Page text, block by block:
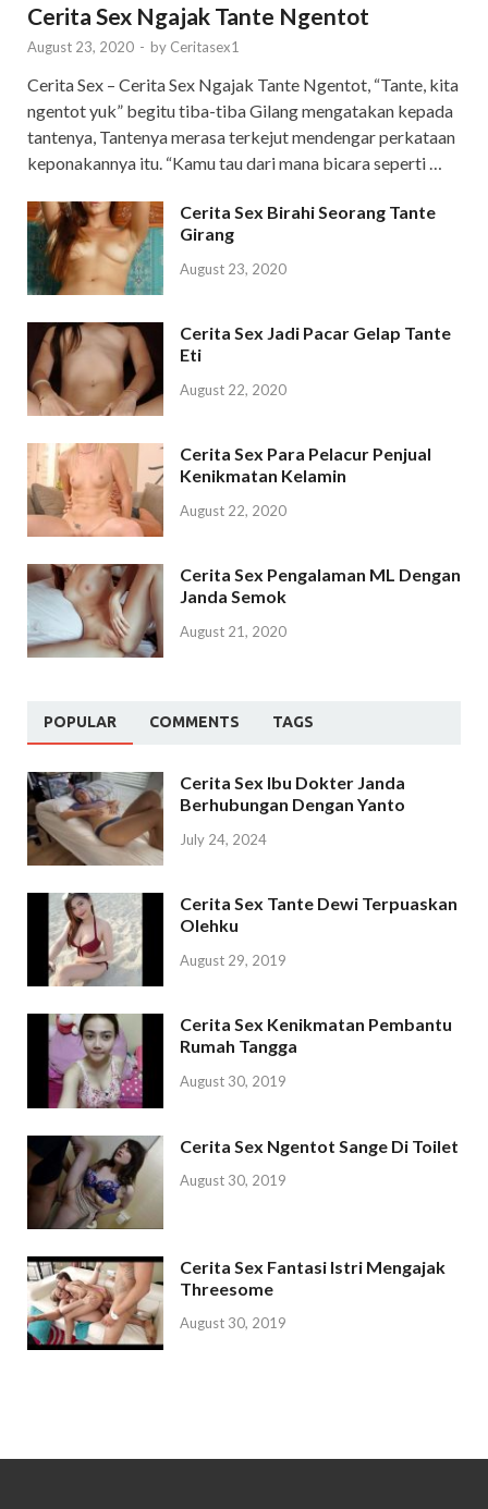
Cerita Sex Ngajak Tante Ngentot
August 23, 2020 - by Ceritasex1
Cerita Sex – Cerita Sex Ngajak Tante Ngentot, “Tante, kita
ngentot yuk” begitu tiba-tiba Gilang mengatakan kepada
tantenya, Tantenya merasa terkejut mendengar perkataan
keponakannya itu. “Kamu tau dari mana bicara seperti …
Cerita Sex Birahi Seorang Tante
Girang
August 23, 2020
Cerita Sex Jadi Pacar Gelap Tante
Eti
August 22, 2020
Cerita Sex Para Pelacur Penjual
Kenikmatan Kelamin
August 22, 2020
Cerita Sex Pengalaman ML Dengan
Janda Semok
August 21, 2020
POPULAR COMMENTS TAGS
Cerita Sex Ibu Dokter Janda
Berhubungan Dengan Yanto
July 24, 2024
Cerita Sex Tante Dewi Terpuaskan
Olehku
August 29, 2019
Cerita Sex Kenikmatan Pembantu
Rumah Tangga
August 30, 2019
Cerita Sex Ngentot Sange Di Toilet
August 30, 2019
Cerita Sex Fantasi Istri Mengajak
Threesome
August 30, 2019